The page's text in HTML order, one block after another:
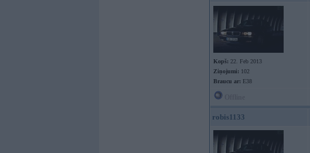
Kopš: 22. Feb 2013
Ziņojumi: 102
Braucu ar: E38
robis1133